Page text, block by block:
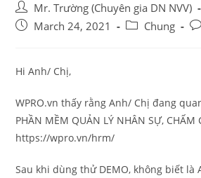
Post
author:
Mr. Trường (Chuyên gia DN NVV)
PostMarch 24, 2021
PostChung
Hi Anh/ Chị,
WPRO.vn thấy rằng Anh/ Chị đang
PHẦN MỀM QUẢN LÝ NHÂN SỰ, CHẤM
https://wpro.vn/hrm/
Sau khi dùng thử DEMO, không biết là